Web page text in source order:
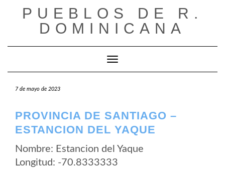
PUEBLOS DE R.
DOMINICANA
Cambiar modo de navegación
7 de mayo de 2023
PROVINCIA DE SANTIAGO –
ESTANCION DEL YAQUE
Nombre: Estancion del Yaque
Longitud: -70.8333333